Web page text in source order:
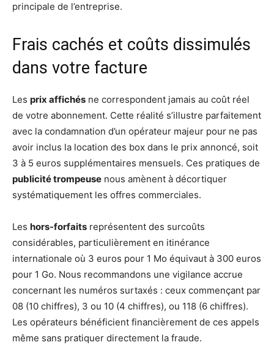
principale de l’entreprise.
Frais cachés et coûts dissimulés
dans votre facture
Les prix affichés ne correspondent jamais au coût réel
de votre abonnement. Cette réalité s’illustre parfaitement
avec la condamnation d’un opérateur majeur pour ne pas
avoir inclus la location des box dans le prix annoncé, soit
3 à 5 euros supplémentaires mensuels. Ces pratiques de
publicité trompeuse nous amènent à décortiquer
systématiquement les offres commerciales.
Les hors-forfaits représentent des surcoûts
considérables, particulièrement en itinérance
internationale où 3 euros pour 1 Mo équivaut à 300 euros
pour 1 Go. Nous recommandons une vigilance accrue
concernant les numéros surtaxés : ceux commençant par
08 (10 chiffres), 3 ou 10 (4 chiffres), ou 118 (6 chiffres).
Les opérateurs bénéficient financièrement de ces appels
même sans pratiquer directement la fraude.